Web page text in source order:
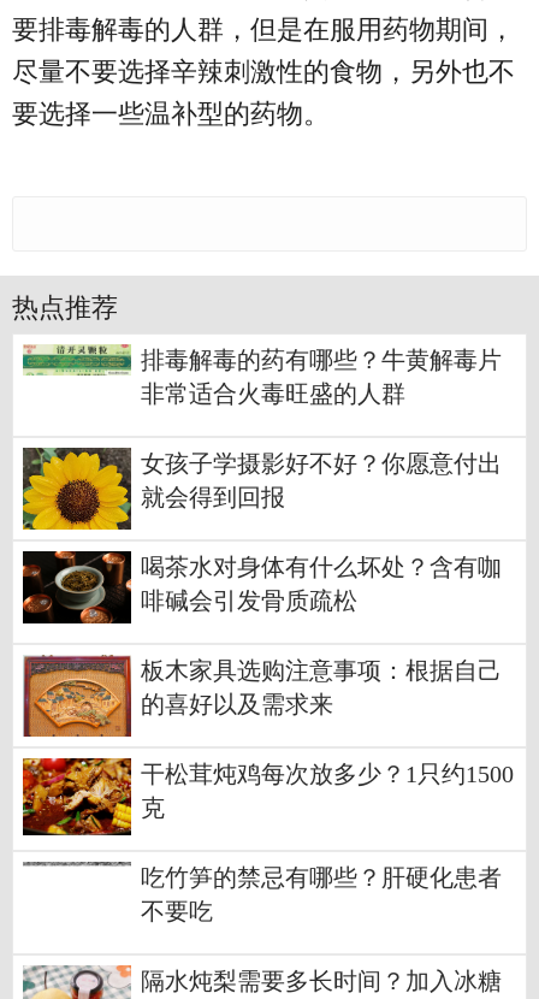
要排毒解毒的人群，但是在服用药物期间，
尽量不要选择辛辣刺激性的食物，另外也不
要选择一些温补型的药物。
热点推荐
排毒解毒的药有哪些？牛黄解毒片
非常适合火毒旺盛的人群
女孩子学摄影好不好？你愿意付出
就会得到回报
喝茶水对身体有什么坏处？含有咖
啡碱会引发骨质疏松
板木家具选购注意事项：根据自己
的喜好以及需求来
干松茸炖鸡每次放多少？1只约1500
克
吃竹笋的禁忌有哪些？肝硬化患者
不要吃
隔水炖梨需要多长时间？加入冰糖